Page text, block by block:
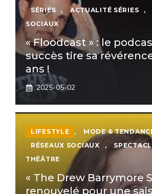
SÉRIES , ACTUALITÉ SÉRIES ,
SOCIAUX
« Floodcast » : le
succès tire sa
ans !
2025-05-02
LIFESTYLE , MODE &
RÉSEAUX SOCIAUX
,
THÉÂTRE
« The Drew Barrymore
renouvelé pour une